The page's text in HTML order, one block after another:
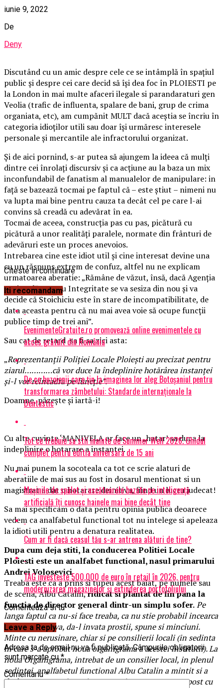
iunie 9, 2022
De
Deny
Discutând cu un amic despre cele ce se intâmplă în spațiul
public și despre cei care decid să își dea foc în PLOIESTI pe
la London in mai multe afaceri ilegale si parandaraturi gen
Veolia (trafic de influenta, spalare de bani, grup de crima
organiata, etc), am cumpănit MULT dacă aceștia se încriu în
categoria idioților utili sau doar își urmăresc interesele
personale și mercantile ale infractorului organizat.
Și de aici pornind, s-ar putea să ajungem la ideea că mulți
dintre cei înrolați discursiv și ca acțiune au la baza un mix
inconfundabil de fanatism al manualelor de manipulare: in
față se bazează tocmai pe faptul că – este știut – nimeni nu
va lupta mai bine pentru cauza ta decât cel pe care l-ai
convins să creadă cu adevărat în ea.
Tocmai de aceea, construcția pas cu pas, picătură cu
picătură a unor realități paralele, normate din frânturi de
adevăruri este un proces anevoios.
Intrebarea cine este idiot util și cine interesat devine una
cu un răspuns extrem de confuz, altfel nu ne explicam
urmatoarea aberatie: „Rămâne de văzut, însă, dacă Agenția
Națională pentru Integritate se va sesiza din nou și va
decide că Stoichiciu este în stare de incompatibilitate, de
data aceasta pentru că nu mai avea voie să ocupe funcții
publice timp de trei ani”.
Sau cat de retard sa fi sa zici asta:
„Reprezentanții Poliției Locale Ploiești au precizat pentru
ziarul…………că vor duce la îndeplinire hotărârea instanței
și-l vor reîncadra pe funcție”.
Doamne, păzeşte şi iartă-i!
Cu alte cuvinte ‘MANIVELA ar face un „hatar’ sa duca la
indeplinire o hotarare a instantei.
Nu mai punem la socoteala ca tot ce scrie alaturi de
aberatiile de mai sus au fost in dosarul mentionat si un
magistrat a dat o hotarare deinitiva, fiind un lucru judecat!
Sa mai specificam o data pentru opinia publica deoarece
vedem ca analfabetul functional tot nu intelege si apeleaza
la idioti utili pentru a denatura realitatea.
Dupa cum deja stiti, la conducerea Politiei Locale
Ploiesti este un analfabet functional, nasul primarului
Andrei Volosevici
Treaba este ca a prins si tupeu acest baiat, pe numele sau
de scena, Albu Catalin,ridicat si plantat de fin pana la
functia de director general dintr-un simplu sofer.Pe
langa faptul ca nu-si face treaba, ca nu stie probabil incearca
sa-l ajute cineva, da-l invata prostii, spune si minciuni.
Minte cu nerusinare, chiar si pe consilierii locali (in sedinta
in care s-a aprobat noua organigrama a acestei institutii). La
noua Organigrama, intrebat de un consilier local, in plenul
sedintei, analfabetul functional Albu Catalin a mintit si a
declarat ca noua Organiograma prin care se crea un post cu
Citeste in continuare
Iti recomandam
EvenimenteGratuite.ro promovează online evenimentele cu
acces gratuit din România
De ce buzoienii care țin la imaginea lor aleg Botoșaniul pentru
transformarea zâmbetului: Standarde internaționale la
Dentastic
Tot ce trebuie sa stii inainte de Summer Well 2026. Ghidul
complet pentru editia aniversara de 15 ani
Mașinile de spălat și uscătoarele bazate pe inteligență
artificială îți cunosc hainele mai bine decât tine
Cum ar fi dacă ceasul tău s-ar antrena alături de tine?
TAG investește 500.000 de euro în retail în 2026, pentru
modernizarea magazinelor și extinderea portofoliului
Comenteaza si tu
Leave a Reply
Adresa ta de email nu va fi publicată. Câmpurile obligatorii
sunt marcate cu*
Comentariu*